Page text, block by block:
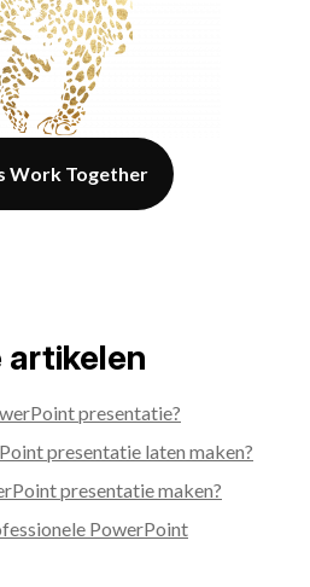
Work Together
artikelen
presentatie?
presentatie laten maken?
presentatie maken?
PowerPoint